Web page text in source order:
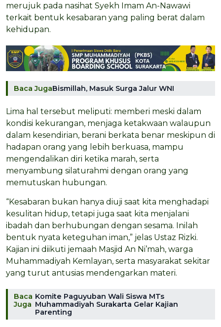
merujuk pada nasihat Syekh Imam An-Nawawi
terkait bentuk kesabaran yang paling berat dalam
kehidupan.
Baca JugaBismillah, Masuk Surga Jalur WNI
Lima hal tersebut meliputi: memberi meski dalam
kondisi kekurangan, menjaga ketakwaan walaupun
dalam kesendirian, berani berkata benar meskipun di
hadapan orang yang lebih berkuasa, mampu
mengendalikan diri ketika marah, serta
menyambung silaturahmi dengan orang yang
memutuskan hubungan.
“Kesabaran bukan hanya diuji saat kita menghadapi
kesulitan hidup, tetapi juga saat kita menjalani
ibadah dan berhubungan dengan sesama. Inilah
bentuk nyata keteguhan iman,” jelas Ustaz Rizki.
Kajian ini diikuti jemaah Masjid An Ni’mah, warga
Muhammadiyah Kemlayan, serta masyarakat sekitar
yang turut antusias mendengarkan materi.
Baca
Juga
Komite Paguyuban Wali Siswa MTs
Muhammadiyah Surakarta Gelar Kajian
Parenting